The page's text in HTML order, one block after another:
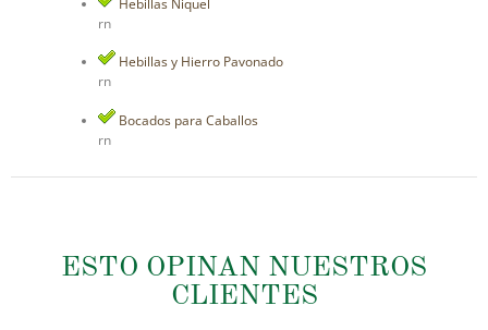
rn
Hebillas y Hierro Pavonado
rn
Bocados para Caballos
rn
ESTO OPINAN NUESTROS
CLIENTES